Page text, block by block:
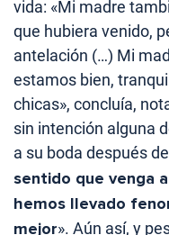
vida: «Mi madre
que hubiera venido,
antelación (…) Mi
estamos bien,
chicas», concluía,
sin intención alguna
a su boda después
sentido que venga
hemos llevado
mejor». Aún así, y